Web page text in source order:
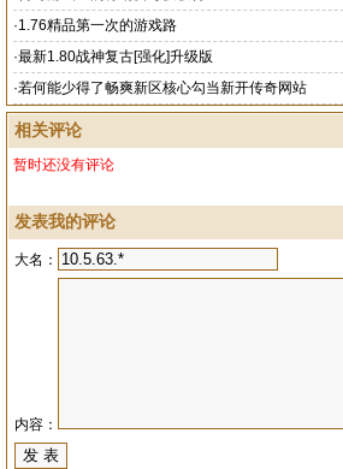
·1.76精品第一次的游戏路
·最新1.80战神复古[强化]升级版
·若何能少得了畅爽新区核心勾当新开传奇网站
相关评论
暂时还没有评论
发表我的评论
大名：
内容：